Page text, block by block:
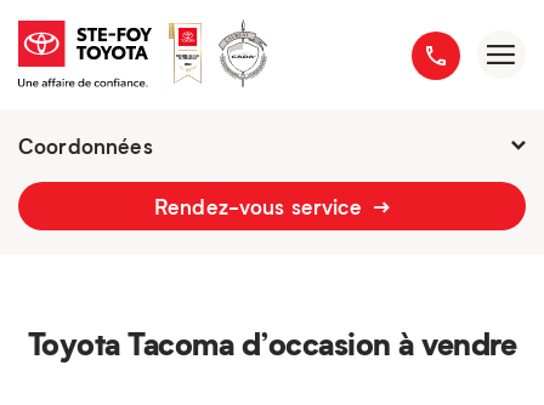
Coordonnées
Présentement ouvert jusqu'à 21h
Rendez-vous service
Toyota Tacoma d’occasion à vendre